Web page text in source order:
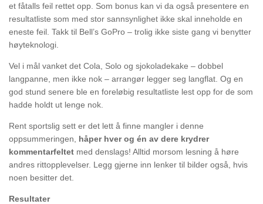
et fåtalls feil rettet opp. Som bonus kan vi da også presentere en
resultatliste som med stor sannsynlighet ikke skal inneholde en
eneste feil. Takk til Bell’s GoPro – trolig ikke siste gang vi benytter
høyteknologi.
Vel i mål vanket det Cola, Solo og sjokoladekake – dobbel
langpanne, men ikke nok – arrangør legger seg langflat. Og en
god stund senere ble en foreløbig resultatliste lest opp for de som
hadde holdt ut lenge nok.
Rent sportslig sett er det lett å finne mangler i denne
oppsummeringen, håper hver og én av dere krydrer
kommentarfeltet med denslags! Alltid morsom lesning å høre
andres rittopplevelser. Legg gjerne inn lenker til bilder også, hvis
noen besitter det.
Resultater